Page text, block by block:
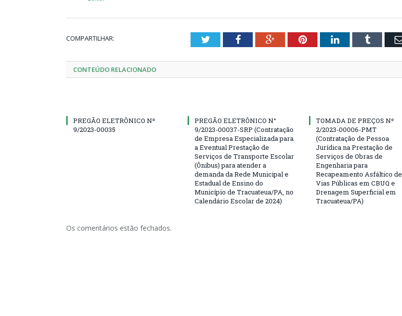
COMPARTILHAR: TwitterFacebookGoogle+PinterestLinkedInTumblr
CONTEÚDO RELACIONADO
PREGÃO ELETRÔNICO Nº
9/2023-00035
PREGÃO ELETRÔNICO N°
9/2023-00037-SRP (Contratação
de Empresa Especializada para
a Eventual Prestação de
Serviços de Transporte Escolar
(Ônibus) para atender a
demanda da Rede Municipal e
Estadual de Ensino do
Município de Tracuateua/PA, no
Calendário Escolar de 2024)
TOMADA DE PREÇOS Nº
2/2023-00006-PMT
(Contratação de Pessoa
Jurídica na Prestação de
Serviços de Obras de
Engenharia para
Recapeamento Asfáltico de
Vias Públicas em CBUQ e
Drenagem Superficial em
Tracuateua/PA)
Os comentários estão fechados.